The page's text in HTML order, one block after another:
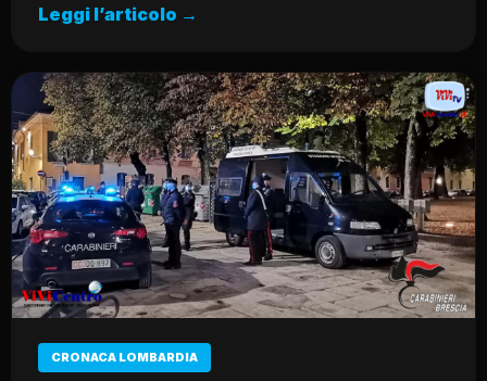
Leggi l’articolo →
CRONACA LOMBARDIA